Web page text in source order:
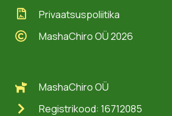
MashaChiro OÜ
Registrikood: 16712085
Privaatsuspoliitika
MashaChiro OÜ 2026